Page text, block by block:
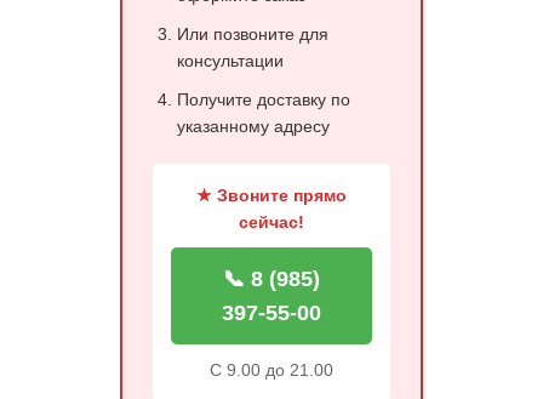
Или позвоните для
консультации
Получите доставку по
указанному адресу
★ Звоните прямо
сейчас!
📞 8 (985)
397-55-00
С 9.00 до 21.00